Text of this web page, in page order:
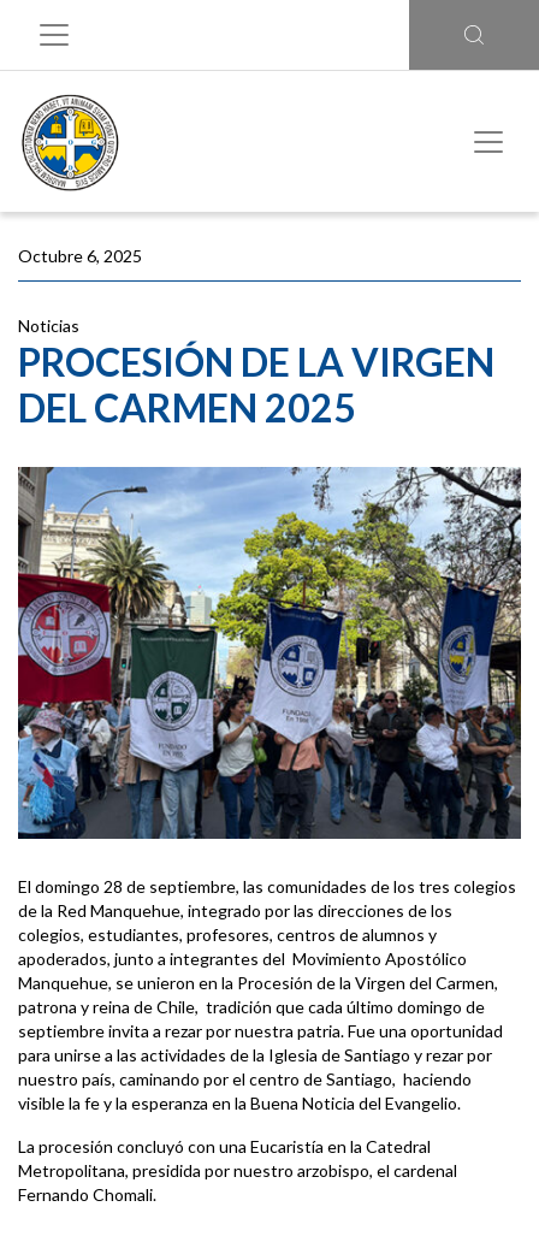
Octubre 6, 2025
Noticias
PROCESIÓN DE LA VIRGEN
DEL CARMEN 2025
El domingo 28 de septiembre, las comunidades de los tres colegios
de la Red Manquehue, integrado por las direcciones de los
colegios, estudiantes, profesores, centros de alumnos y
apoderados, junto a integrantes del Movimiento Apostólico
Manquehue, se unieron en la Procesión de la Virgen del Carmen,
patrona y reina de Chile, tradición que cada último domingo de
septiembre invita a rezar por nuestra patria. Fue una oportunidad
para unirse a las actividades de la Iglesia de Santiago y rezar por
nuestro país, caminando por el centro de Santiago, haciendo
visible la fe y la esperanza en la Buena Noticia del Evangelio.
La procesión concluyó con una Eucaristía en la Catedral
Metropolitana, presidida por nuestro arzobispo, el cardenal
Fernando Chomali.